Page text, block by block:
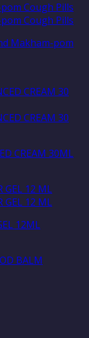
Makham-pom
CREAM 30ML
12ML